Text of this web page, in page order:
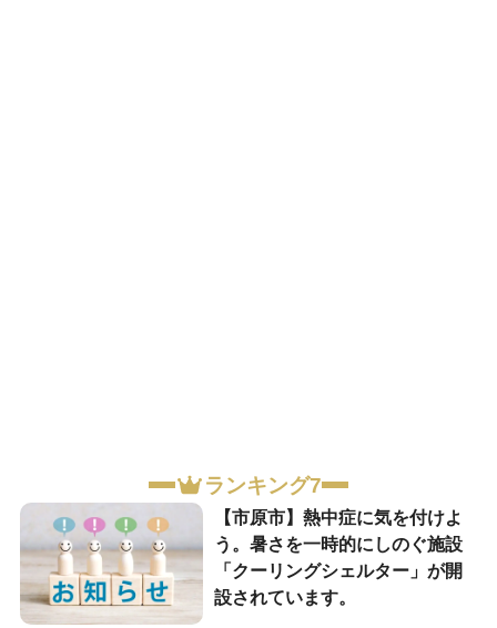
ランキング7
【市原市】熱中症に気を付けよ
う。暑さを一時的にしのぐ施設
「クーリングシェルター」が開
設されています。